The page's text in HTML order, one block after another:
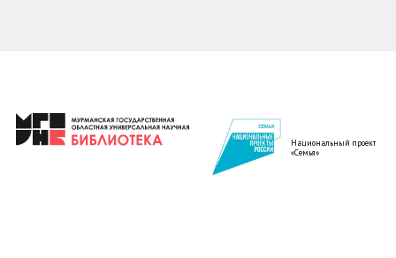
Национальный проект
«Семья»